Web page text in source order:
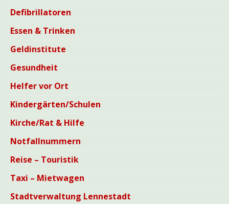
Defibrillatoren
Essen & Trinken
Geldinstitute
Gesundheit
Helfer vor Ort
Kindergärten/Schulen
Kirche/Rat & Hilfe
Notfallnummern
Reise – Touristik
Taxi – Mietwagen
Stadtverwaltung Lennestadt